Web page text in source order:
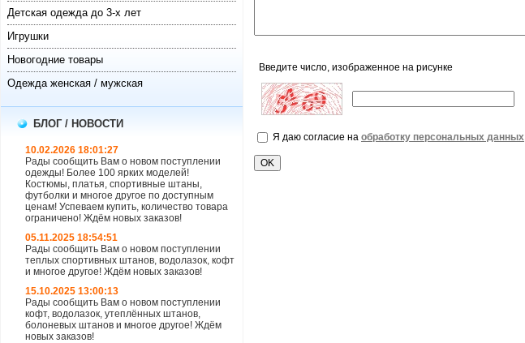
Детская одежда до 3-х лет
Игрушки
Новогодние товары
Одежда женская / мужская
БЛОГ / НОВОСТИ
10.02.2026 18:01:27
Рады сообщить Вам о новом поступлении
одежды! Более 100 ярких моделей!
Костюмы, платья, спортивные штаны,
футболки и многое другое по доступным
ценам! Успеваем купить, количество товара
ограничено! Ждём новых заказов!
05.11.2025 18:54:51
Рады сообщить Вам о новом поступлении
теплых спортивных штанов, водолазок, кофт
и многое другое! Ждём новых заказов!
15.10.2025 13:00:13
Рады сообщить Вам о новом поступлении
кофт, водолазок, утеплённых штанов,
болоневых штанов и многое другое! Ждём
новых заказов!
Введите число, изображенное на рисунке
Я даю согласие на обработку персональных данных